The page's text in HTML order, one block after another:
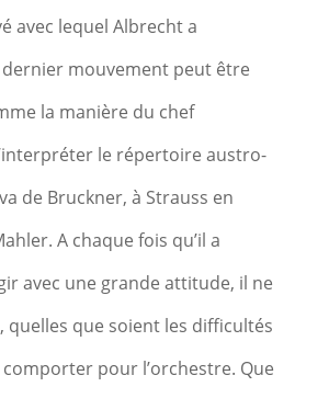
avec lequel Albrecht a
mouvement peut être
la manière du chef
le répertoire austro-
de Bruckner, à Strauss en
A chaque fois qu’il a
avec une grande attitude, il ne
quelles que soient les difficultés
pour l’orchestre. Que